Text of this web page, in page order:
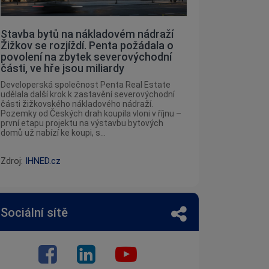
Stavba bytů na nákladovém nádraží
Žižkov se rozjíždí. Penta požádala o
povolení na zbytek severovýchodní
části, ve hře jsou miliardy
Developerská společnost Penta Real Estate
udělala další krok k zastavění severovýchodní
části žižkovského nákladového nádraží.
Pozemky od Českých drah koupila vloni v říjnu –
první etapu projektu na výstavbu bytových
domů už nabízí ke koupi, s...
Zdroj: IHNED.cz
Sociální sítě